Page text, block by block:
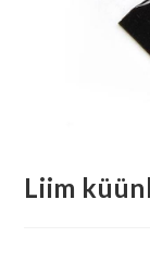
Liim